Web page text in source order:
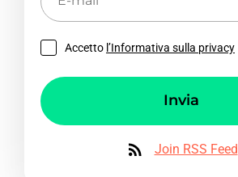
mail
Accetto l’Informativa sulla privacy
Invia
Join RSS Feed